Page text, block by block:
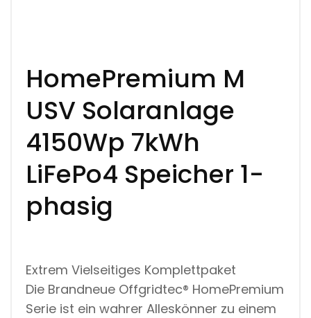
HomePremium M
USV Solaranlage
4150Wp 7kWh
LiFePo4 Speicher 1-
phasig
Extrem Vielseitiges Komplettpaket
Die Brandneue Offgridtec® HomePremium
Serie ist ein wahrer Alleskönner zu einem